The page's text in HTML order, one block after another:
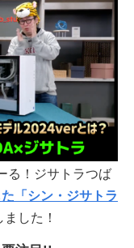
る！ジサトラつば
「シン・ジサトラ
した！